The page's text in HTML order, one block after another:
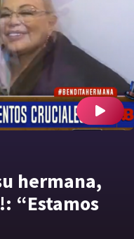
hermana,
“Estamos